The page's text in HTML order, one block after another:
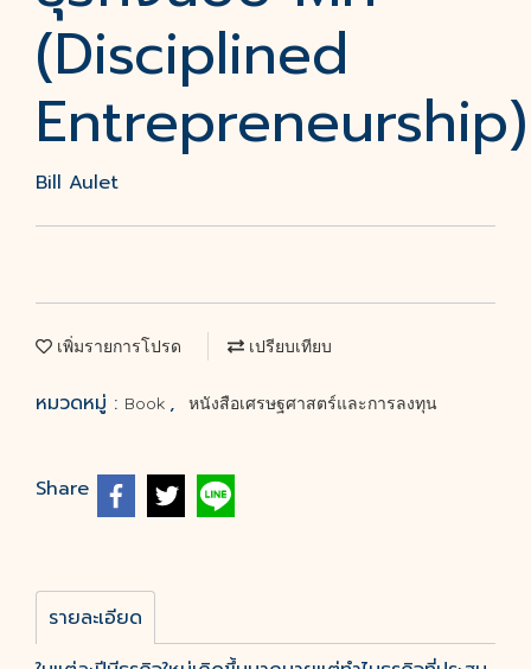
(Disciplined
Entrepreneurship)
Bill Aulet
เพิ่มรายการโปรด เปรียบเทียบ
หมวดหมู่ : Book , หนังสือเศรษฐศาสตร์และการลงทุน
Share
รายละเอียด